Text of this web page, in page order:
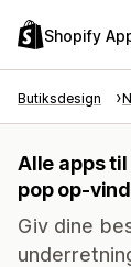
Shopify
Butiksdesign
Alle apps
pop op-
Giv dine